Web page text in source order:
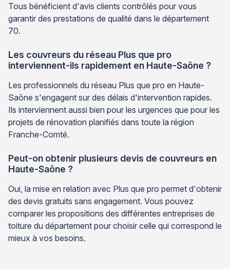
Tous bénéficient d'avis clients contrôlés pour vous
garantir des prestations de qualité dans le département
70.
Les couvreurs du réseau Plus que pro
interviennent-ils rapidement en Haute-Saône ?
Les professionnels du réseau Plus que pro en Haute-
Saône s'engagent sur des délais d'intervention rapides.
Ils interviennent aussi bien pour les urgences que pour les
projets de rénovation planifiés dans toute la région
Franche-Comté.
Peut-on obtenir plusieurs devis de couvreurs en
Haute-Saône ?
Oui, la mise en relation avec Plus que pro permet d'obtenir
des devis gratuits sans engagement. Vous pouvez
comparer les propositions des différentes entreprises de
toiture du département pour choisir celle qui correspond le
mieux à vos besoins.